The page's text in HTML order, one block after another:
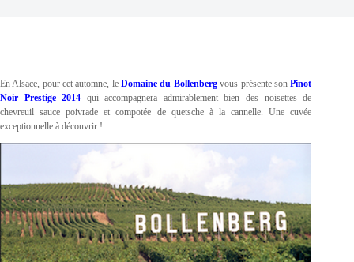
En Alsace, pour cet automne, leDomaine du Bollenbergvous présente sonPinot
Noir Prestige 2014 qui accompagnera admirablement bien des noisettes de
chevreuil sauce poivrade et compotée de quetsche à la cannelle. Une cuvée
exceptionnelle à découvrir !